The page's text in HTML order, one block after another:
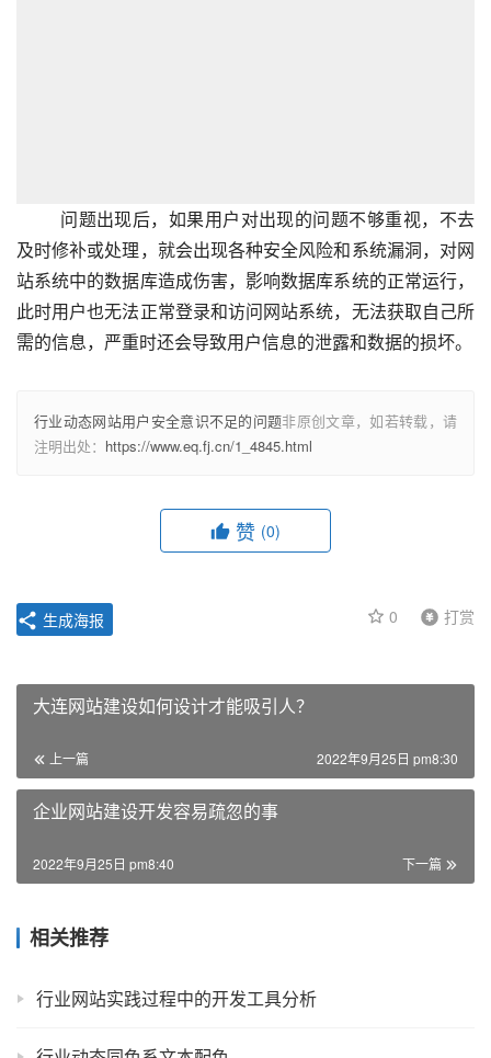
问题出现后，如果用户对出现的问题不够重视，不去
及时修补或处理，就会出现各种安全风险和系统漏洞，对网
站系统中的数据库造成伤害，影响数据库系统的正常运行，
此时用户也无法正常登录和访问网站系统，无法获取自己所
需的信息，严重时还会导致用户信息的泄露和数据的损坏。
行业动态网站用户安全意识不足的问题非原创文章，如若转载，请
注明出处： https://www.eq.fj.cn/1_4845.html
赞 (0)
0 打赏
生成海报
大连网站建设如何设计才能吸引人？
上一篇 2022年9月25日 pm8:30
企业网站建设开发容易疏忽的事
下一篇
2022年9月25日 pm8:40
相关推荐
行业网站实践过程中的开发工具分析